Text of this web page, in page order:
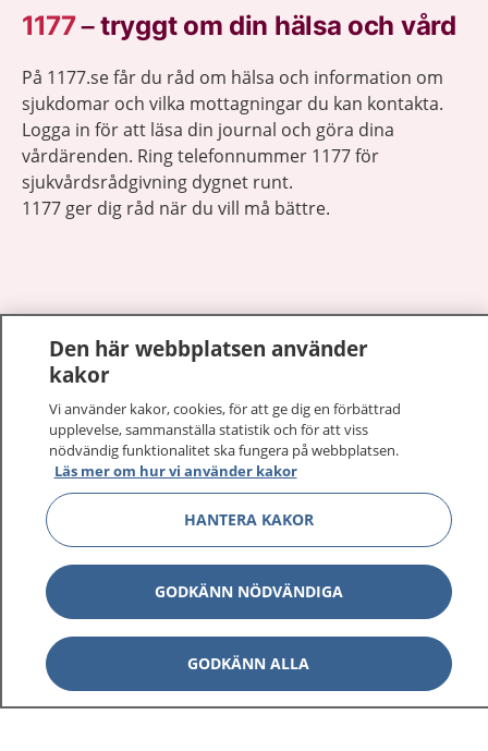
1177–tryggt om din hälsa och vård
På 1177.se får du råd om hälsa och information om
sjukdomar och vilka mottagningar du kan kontakta.
Logga in för att läsa din journal och göra dina
vårdärenden. Ring telefonnummer 1177 för
sjukvårdsrådgivning dygnet runt.
1177 ger dig råd när du vill må bättre.
1177 på flera språk
Om 1177
Kontakt
Behandling av personuppgifter
Hantering av kakor
Inställningar för kakor
Den här webbplatsen använder
kakor
Vi använder kakor, cookies, för att ge dig en förbättrad
upplevelse, sammanställa statistik och för att viss
nödvändig funktionalitet ska fungera på webbplatsen.
Läs mer om hur vi använder kakor
HANTERA KAKOR
GODKÄNN NÖDVÄNDIGA
GODKÄNN ALLA